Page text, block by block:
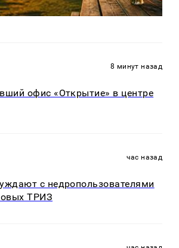
8 минут назад
офис «Открытие» в центре
час назад
с недропользователями
ТРИЗ